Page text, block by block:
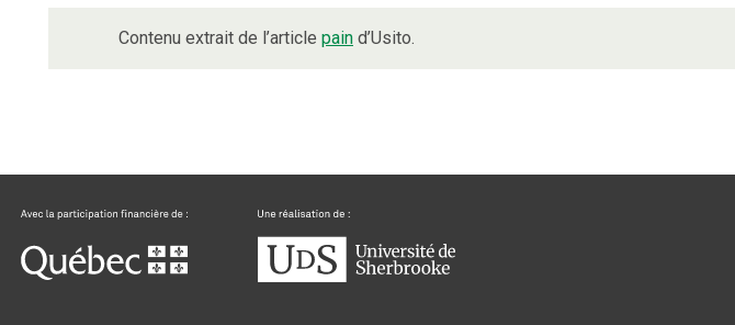
Contenu extrait de l’article pain d’Usito.